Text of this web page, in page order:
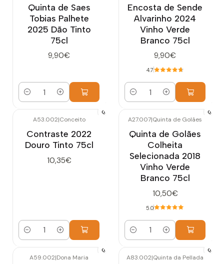
Quinta de Saes
Tobias Palhete
2025 Dão Tinto
75cl
9,90€
Quantidade
Encosta de Sende
Alvarinho 2024
Vinho Verde
Branco 75cl
9,90€
4.7
Quantidade
A53.002|Conceito
Contraste 2022
Douro Tinto 75cl
10,35€
Quantidade
A27.007|Quinta de Golães
Quinta de Golães
Colheita
Selecionada 2018
Vinho Verde
Branco 75cl
10,50€
5.0
Quantidade
A59.002|Dona Maria A83.002|Quinta da Pellada